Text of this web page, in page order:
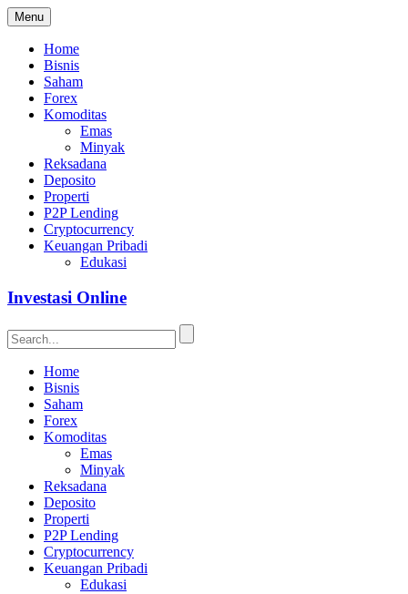
Menu
Home
Bisnis
Saham
Forex
Komoditas
Emas
Minyak
Reksadana
Deposito
Properti
P2P Lending
Cryptocurrency
Keuangan Pribadi
Edukasi
Investasi Online
Home
Bisnis
Saham
Forex
Komoditas
Emas
Minyak
Reksadana
Deposito
Properti
P2P Lending
Cryptocurrency
Keuangan Pribadi
Edukasi